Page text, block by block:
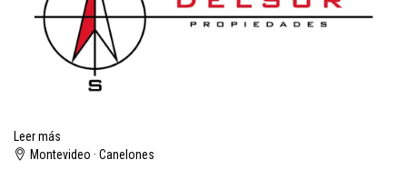
Leer más
Montevideo · Canelones